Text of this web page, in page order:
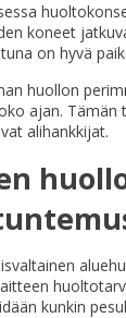
koneet
on hyvä
huollon
ajan. Tämän
alihankkijat.
kunkin